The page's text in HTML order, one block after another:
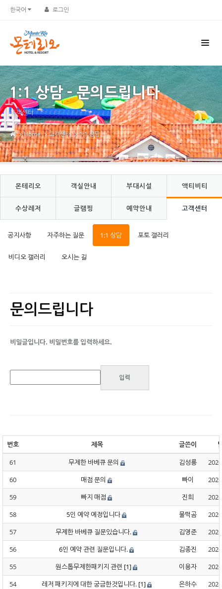
한국어 로그인
1:1 상담 - 문의드립니다
고객센터
Home 고객센터 1:1 상담
몬테리오 객실안내 부대시설 액티비티
수상레저 글램핑 예약안내 고객센터
공지사항 자주하는 질문 1:1 상담 포토 갤러리
비디오 갤러리 오시는 길
문의드립니다
비밀글입니다. 비밀번호를 입력하세요.
번호 제목 글쓴이
61
무제한 바베큐 문의 김성룡
60
매점 문의 빠이
59
빠지 매점 진희
58
5인 예약 예정입니다 물떡곰
57
무제한 바베큐 질문있습니다. 김영준
56
6인 예약 관련 질문입니다. 김종진
55
원스톱무제한패키지 관련 [1] 이용자
54
레저 패키지에 대한 궁금한것입니다. [1] 은하수